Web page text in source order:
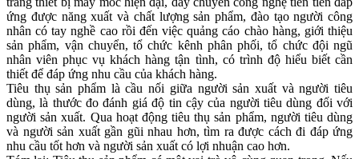
ứng được năng xuất và chất lượng sản phẩm, đào tạo người công
nhân có tay nghề cao rồi đến việc quảng cáo chào hàng, giới thiệu
sản phẩm, vận chuyển, tổ chức kênh phân phối, tổ chức đội ngũ
nhân viên phục vụ khách hàng tận tình, có trình độ hiểu biết cần
thiết để đáp ứng nhu cầu của khách hàng.
Tiêu thụ sản phẩm là cầu nối giữa người sản xuất và người tiêu
dùng, là thước đo đánh giá độ tin cậy của người tiêu dùng đối với
người sản xuất. Qua hoạt động tiêu thụ sản phẩm, người tiêu dùng
và người sản xuất gần gũi nhau hơn, tìm ra được cách đi đáp ứng
nhu cầu tốt hơn và người sản xuất có lợi nhuận cao hơn.